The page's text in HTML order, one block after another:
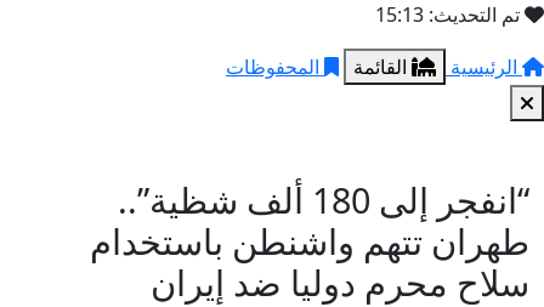
تم التحديث: 15:13
الرئيسية
القائمة المحفوظات
“انفجر إلى 180 ألف شظية”..
طهران تتهم واشنطن باستخدام
سلاح محرم دوليا ضد إيران